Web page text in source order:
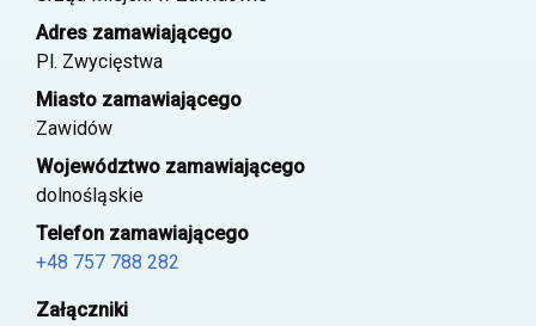
Adres zamawiającego
Pl. Zwycięstwa
Miasto zamawiającego
Zawidów
Województwo zamawiającego
dolnośląskie
Telefon zamawiającego
+48 757 788 282
Załączniki